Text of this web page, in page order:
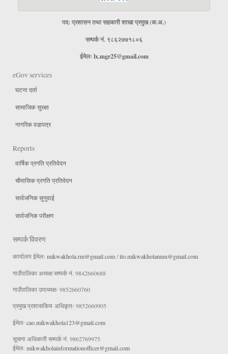
पद: प्रशासन तथा सहकारी शाखा प्रमुख (क.अ.)
सम्पर्क नं. ९८६२७७१८०६
ईमेलः lx.mgr25@gmail.com
eGov services
घटना दर्ता
सामाजिक सुरक्षा
नागरिक वडापत्र
Reports
वार्षिक प्रगति प्रतिवेदन
चौमासिक प्रगति प्रतिवेदन
सार्वजनिक सुनुवाई
सार्वजनिक परीक्षण
सम्पर्क विवरण
कार्यालय ईमेलः mikwakhola.rm@gmail.com/ito.mikwakholamun@gmail.com
गाउँपालिका अध्यक्ष सम्पर्क नं. 9842660688
गाउँपालिका उपाध्यक्षः 9852660760
प्रमुख प्रशासकिय अधिकृतः 9852660905
ईमेलः cao.mikwakhola123@gmail.com
सूचना अधिकारी सम्पर्क नं. 9862769975
ईमेलः mikwakholainformationofficer@gmail.com